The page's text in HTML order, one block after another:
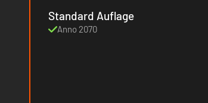
Standard Auflage
Anno 2070